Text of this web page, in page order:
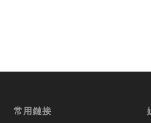
常用鏈接